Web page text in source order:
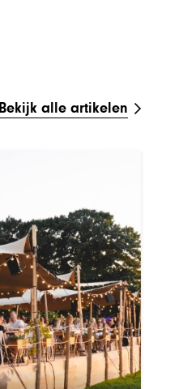
Bekijk alle artikelen